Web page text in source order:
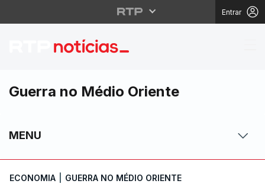
Entrar
Bolsas europeias
Guerra no Médio Oriente
MENU
ECONOMIA GUERRA NO MÉDIO ORIENTE